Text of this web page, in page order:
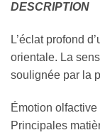
DESCRIPTION
L’éclat profond
orientale. La
soulignée par la
Émotion
Principales